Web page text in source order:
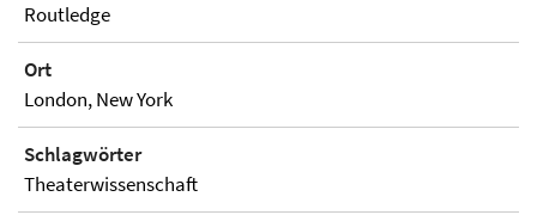
Routledge
Ort
London, New York
Schlagwörter
Theaterwissenschaft